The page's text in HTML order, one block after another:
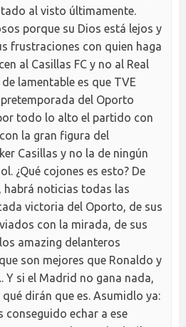
al visto últimamente.
porque su Dios está lejos y
frustraciones con quien haga
al Casillas FC y no al Real
lamentable es que TVE
del Oporto
todo lo alto el partido con
la gran figura del
Casillas y no la de ningún
¿Qué cojones es esto? De
habrá noticias todas las
victoria del Oporto, de sus
con la mirada, de sus
amazing delanteros
son mejores que Ronaldo y
Y si el Madrid no gana nada,
dirán que es. Asumidlo ya:
conseguido echar a ese